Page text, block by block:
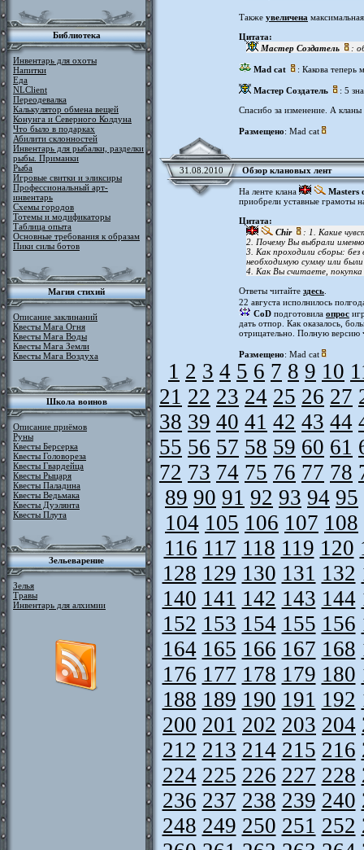
Библиотека
Инвентарь для охоты
Напитки
Еда
NLClient
Переодевалка
Калькулятор обмена вещей
Конунга и Северного Колдуна
Что было в подарках
Абилити склонностей
Инвентарь для рыбалки, разделки
рыбы. Приманки
Рыба
Игровые свитки и эликсиры
Профессиональный арт-
инвентарь
Схемы городов
Тотемы и модификаторы
Таблица опыта
Основные требования к образам
Пики силы ботов
Магия стихий
Описание заклинаний
Квесты Мага Огня
Квесты Мага Воды
Квесты Мага Земли
Квесты Мага Воздуха
Школа воинов
Описание приёмов
Руны
Квесты Берсерка
Квесты Головореза
Квесты Гвардейца
Квесты Рыцаря
Квесты Паладина
Квесты Ведьмака
Квесты Дуэлянта
Квесты Плута
Зельеварение
Зелья
Травы
Инвентарь для алхимии
Также увеличена
Цитата:
Мастер Создатель
:
Mad cat : Какова теперь
Мастер Создатель
: 5
Спасибо за изменение. А
Размещено: Mad cat
31.08.2010 Обзор клановых лент
На ленте клана
Masters
приобрели уставные грамоты
Цитата:
Chir
: 1. Какие
2. Почему Вы выбрали
3. Как проходили сборы: без
необходимую сумму или
4. Как Вы считаете,
Ответы читайте здесь
22 августа исполнилось
CoD подготовила опрос
дать отпор. Как оказалось,
отрицательно. Полную версию
Размещено: Mad cat
1 2 3 4 5 6 7 8 9 10
21 22 23 24 25 26 27
38 39 40 41 42 43 44
55 56 57 58 59 60 61
72 73 74 75 76 77 78
89 90 91 92 93 94 95
104 105 106 107 108
116 117 118 119 120
128 129 130 131 132
140 141 142 143 144
152 153 154 155 156
164 165 166 167 168
176 177 178 179 180
188 189 190 191 192
200 201 202 203 204
212 213 214 215 216
224 225 226 227 228
236 237 238 239 240
248 249 250 251 252